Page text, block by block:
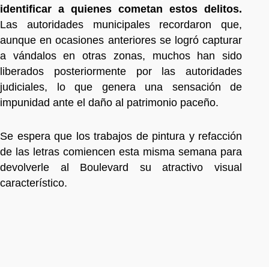
identificar a quienes cometan estos delitos.
Las autoridades municipales recordaron que,
aunque en ocasiones anteriores se logró capturar
a vándalos en otras zonas, muchos han sido
liberados posteriormente por las autoridades
judiciales, lo que genera una sensación de
impunidad ante el daño al patrimonio paceño.
Se espera que los trabajos de pintura y refacción
de las letras comiencen esta misma semana para
devolverle al Boulevard su atractivo visual
característico.